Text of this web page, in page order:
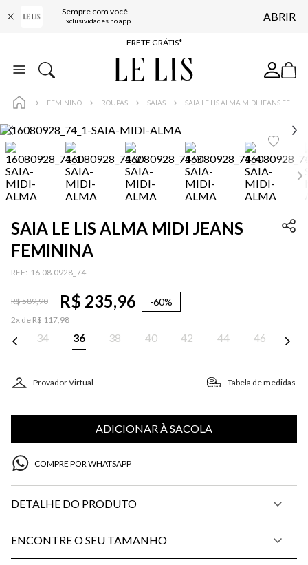
Sempre com você
Exclusividades no app ABRIR
ENTREGA EXPRESSA*
FRETE GRÁTIS*
BAIXE O APP
FEMININO ROUPAS SAIAS
SAIA LE LIS ALMA MIDI JEANS
FEMININA
: 16.08.0928_74
R$589,90 R$ 235,96 -60%
2x de R$ 117,98
34 36 38 40 42 44 46
Provador Virtual Tabela de medidas
ADICIONAR À SACOLA
COMPRE POR WHATSAPP
DETALHE DO PRODUTO
ENCONTRE O SEU TAMANHO